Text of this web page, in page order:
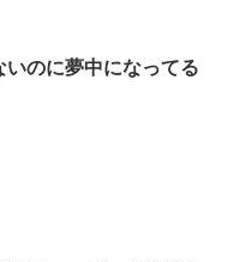
いのに夢中になってる